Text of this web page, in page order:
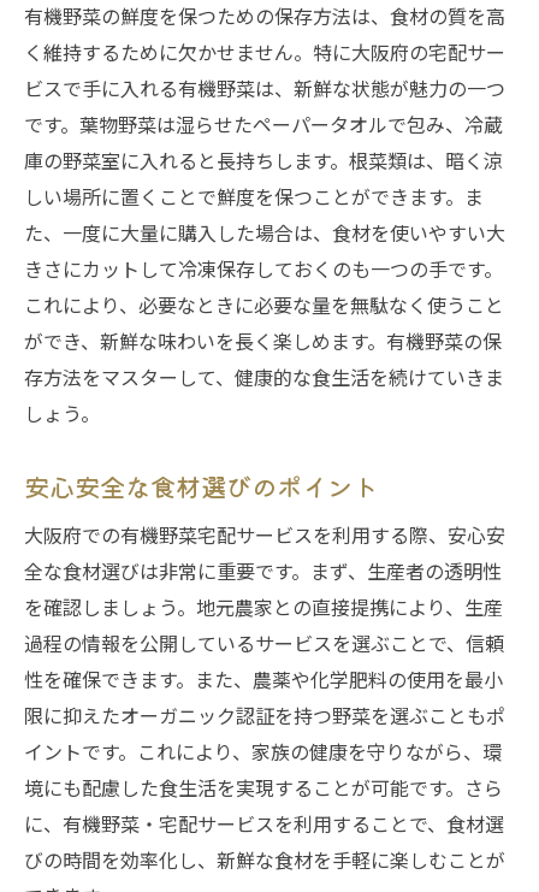
有機野菜の鮮度を保つための保存方法は、食材の質を高
く維持するために欠かせません。特に大阪府の宅配サー
ビスで手に入れる有機野菜は、新鮮な状態が魅力の一つ
です。葉物野菜は湿らせたペーパータオルで包み、冷蔵
庫の野菜室に入れると長持ちします。根菜類は、暗く涼
しい場所に置くことで鮮度を保つことができます。ま
た、一度に大量に購入した場合は、食材を使いやすい大
きさにカットして冷凍保存しておくのも一つの手です。
これにより、必要なときに必要な量を無駄なく使うこと
ができ、新鮮な味わいを長く楽しめます。有機野菜の保
存方法をマスターして、健康的な食生活を続けていきま
しょう。
安心安全な食材選びのポイント
大阪府での有機野菜宅配サービスを利用する際、安心安
全な食材選びは非常に重要です。まず、生産者の透明性
を確認しましょう。地元農家との直接提携により、生産
過程の情報を公開しているサービスを選ぶことで、信頼
性を確保できます。また、農薬や化学肥料の使用を最小
限に抑えたオーガニック認証を持つ野菜を選ぶこともポ
イントです。これにより、家族の健康を守りながら、環
境にも配慮した食生活を実現することが可能です。さら
に、有機野菜・宅配サービスを利用することで、食材選
びの時間を効率化し、新鮮な食材を手軽に楽しむことが